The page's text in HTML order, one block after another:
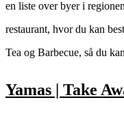
en liste over byer i
restaurant, hvor du kan
Tea og Barbecue, så du
Yamas | Take